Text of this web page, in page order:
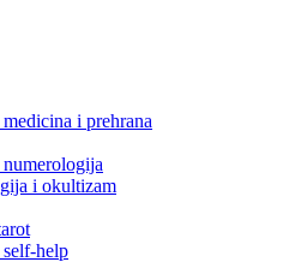
i prehrana
i okultizam
help